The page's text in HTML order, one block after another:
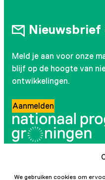
We gebruiken cookies om
Nieuwsbrief
Meld je aan voor onze
blijf op de hoogte van
ontwikkelingen.
Aanmelden